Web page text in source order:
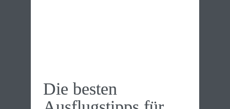
Die besten